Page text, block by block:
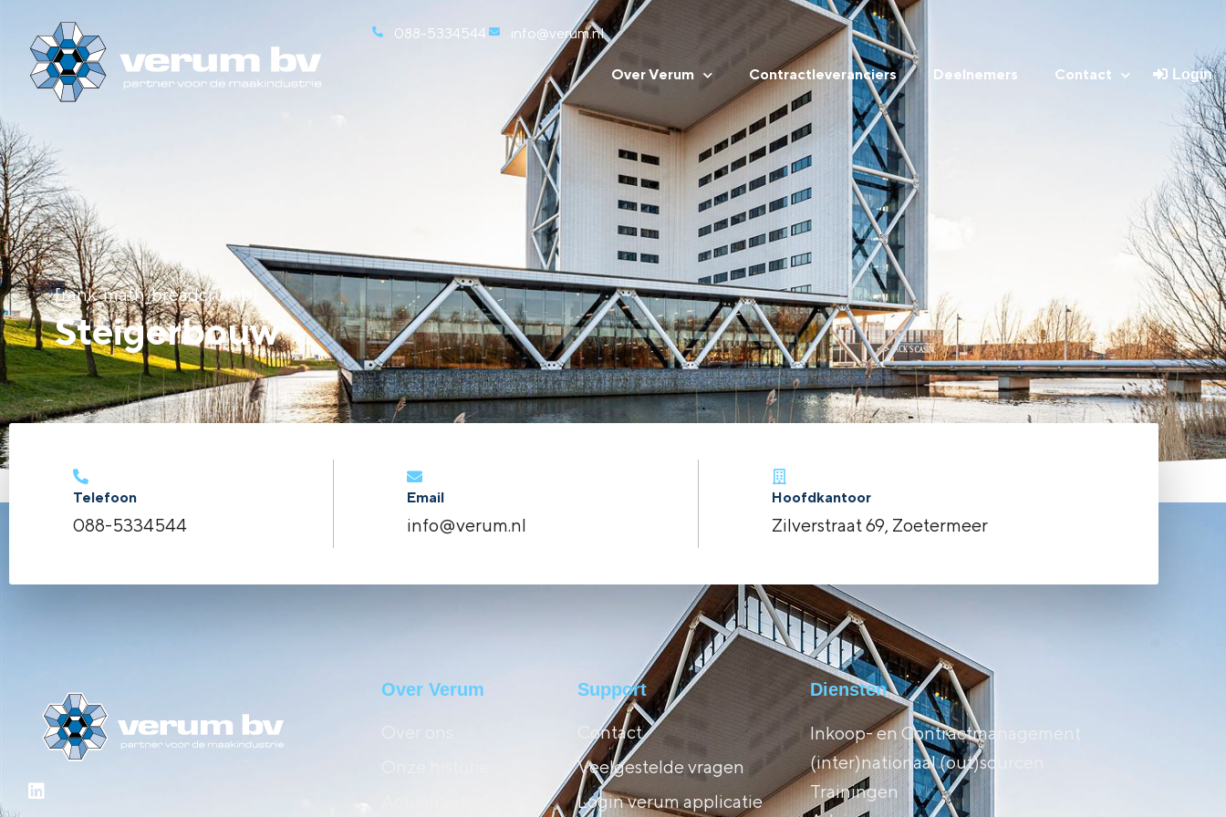
088-5334544 info@verum.nl
Over Verum Contractleveranciers Deelnemers Contact Login
[rank_math_breadcrumb]
Steigerbouw
Telefoon
088-5334544
Email
info@verum.nl
Hoofdkantoor
Zilverstraat 69, Zoetermeer
Over Verum Support
Contact
Veelgestelde vragen
Login verum applicatie
Diensten
Inkoop- en Contractmanagement
(inter)nationaal (out)sourcen
Trainingen